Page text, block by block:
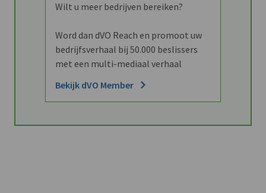
Wilt u meer bedrijven bereiken?
Word dan dVO Reach en promoot uw
bedrijfsverhaal bij 50.000 beslissers
met een multi-mediaal verhaal
Bekijk dVO Member